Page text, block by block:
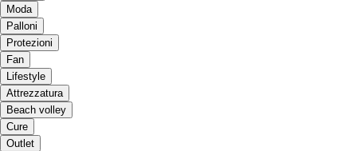
Moda
Palloni
Protezioni
Fan
Lifestyle
Attrezzatura
Beach volley
Cure
Outlet